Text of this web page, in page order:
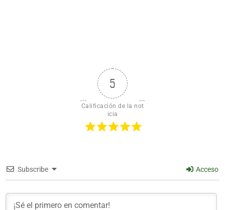
5
Calificación de la not
icia
Subscribe Acceso